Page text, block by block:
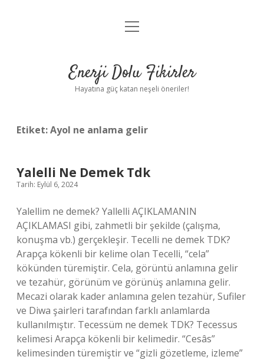
Anasayfa
Yasal Uyarı
menüyü
Enerji Dolu Fikirler
Hayatına güç katan neşeli öneriler!
Etiket:Ayol ne anlama gelir
Yalelli Ne Demek Tdk
Tarih: Eylül 6, 2024
Yalellim ne demek? Yallelli AÇIKLAMANIN
AÇIKLAMASI gibi, zahmetli bir şekilde (çalışma,
konuşma vb.) gerçekleşir. Tecelli ne demek TDK?
Arapça kökenli bir kelime olan Tecelli, “cela”
kökünden türemiştir. Cela, görüntü anlamına gelir
ve tezahür, görünüm ve görünüş anlamına gelir.
Mecazi olarak kader anlamına gelen tezahür, Sufiler
ve Diwa şairleri tarafından farklı anlamlarda
kullanılmıştır. Tecessüm ne demek TDK? Tecessus
kelimesi Arapça kökenli bir kelimedir. “Cesâs”
kelimesinden türemiştir ve “gizli gözetleme, izleme”